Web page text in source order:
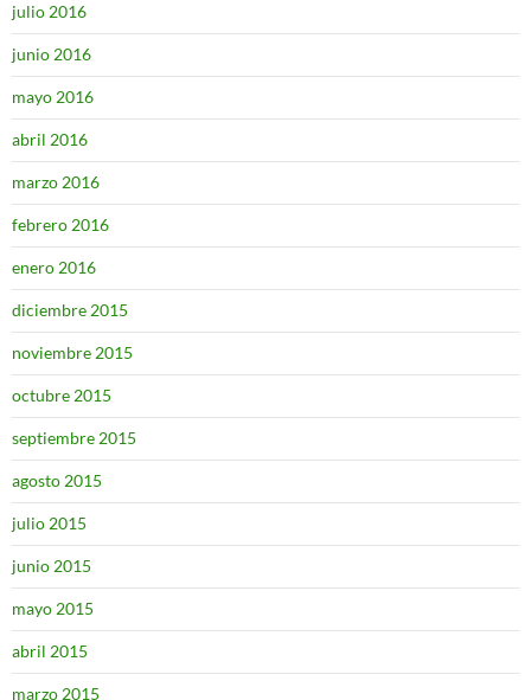
julio 2016
junio 2016
mayo 2016
abril 2016
marzo 2016
febrero 2016
enero 2016
diciembre 2015
noviembre 2015
octubre 2015
septiembre 2015
agosto 2015
julio 2015
junio 2015
mayo 2015
abril 2015
marzo 2015